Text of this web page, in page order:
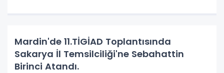
Mardin'de 11.TİGİAD Toplantısında
Sakarya İl Temsilciliği'ne Sebahattin
Birinci Atandı.